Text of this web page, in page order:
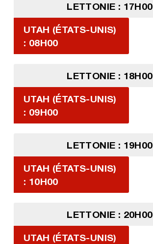
LETTONIE : 17H00
UTAH (ÉTATS-UNIS)
: 08H00
LETTONIE : 18H00
UTAH (ÉTATS-UNIS)
: 09H00
LETTONIE : 19H00
UTAH (ÉTATS-UNIS)
: 10H00
LETTONIE : 20H00
UTAH (ÉTATS-UNIS)